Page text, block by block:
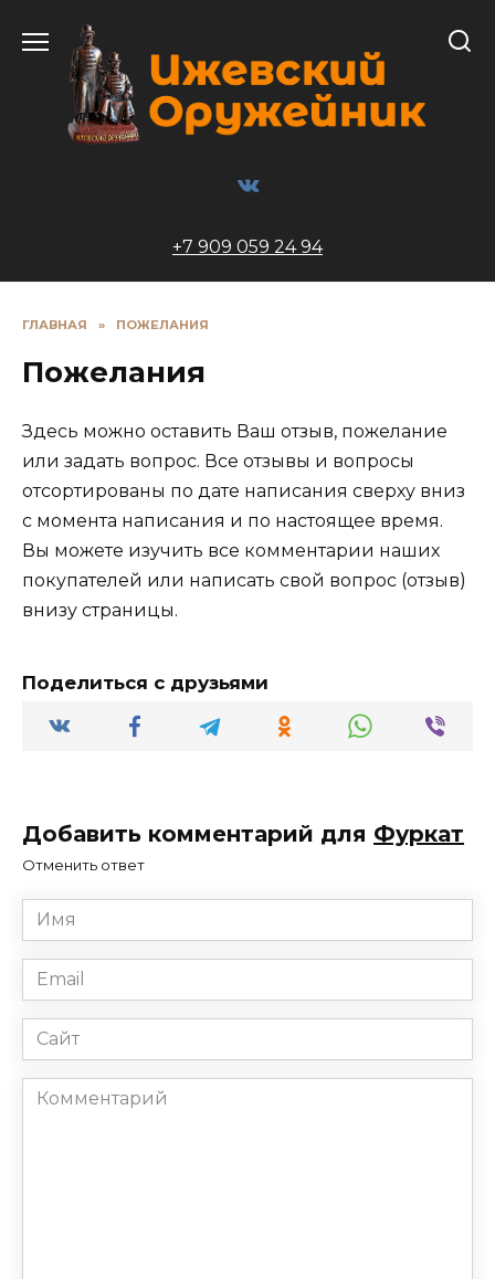
содержанию
+7 909 059 24 94
ГЛАВНАЯ » ПОЖЕЛАНИЯ
Пожелания
Здесь можно оставить Ваш отзыв, пожелание
или задать вопрос. Все отзывы и вопросы
отсортированы по дате написания сверху вниз
с момента написания и по настоящее время.
Вы можете изучить все комментарии наших
покупателей или написать свой вопрос (отзыв)
внизу страницы.
Поделиться с друзьями
Добавить комментарий для Фуркат
Отменить ответ
Имя
*
Email
*
Сайт
Комментарий